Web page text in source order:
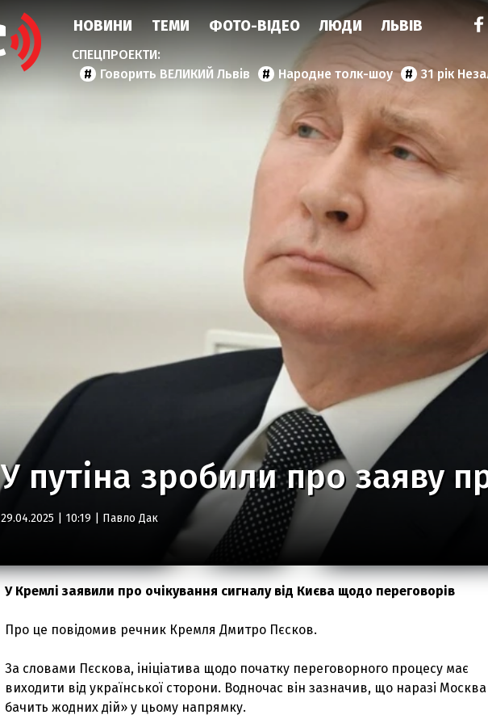
НОВИНИ ТЕМИ ФОТО-ВІДЕО ЛЮДИ ЛЬВІВ
Говорить ВЕЛИКИЙ Львів Народне толк-шоу 31 рік
У путіна зробили про заяву
29.04.2025 | 10:19 | Павло Дак
У Кремлі заявили про очікування сигналу від Києва щодо переговорів
Про це повідомив речник Кремля Дмитро Пєсков.
За словами Пєскова, ініціатива щодо початку переговорного процесу має
виходити від української сторони. Водночас він зазначив, що наразі
бачить жодних дій» у цьому напрямку.